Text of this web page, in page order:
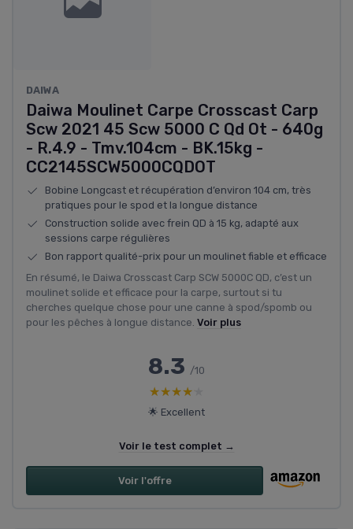
DAIWA
Daiwa Moulinet Carpe Crosscast Carp
Scw 2021 45 Scw 5000 C Qd Ot - 640g
- R.4.9 - Tmv.104cm - BK.15kg -
CC2145SCW5000CQDOT
Bobine Longcast et récupération d’environ 104 cm, très
pratiques pour le spod et la longue distance
Construction solide avec frein QD à 15 kg, adapté aux
sessions carpe régulières
Bon rapport qualité-prix pour un moulinet fiable et efficace
En résumé, le Daiwa Crosscast Carp SCW 5000C QD, c’est un
moulinet solide et efficace pour la carpe, surtout si tu
cherches quelque chose pour une canne à spod/spomb ou
pour les pêches à longue distance. Voir plus
8.3 /10
★★★★★
★★★★★
🌟 Excellent
Voir le test complet →
Voir l'offre